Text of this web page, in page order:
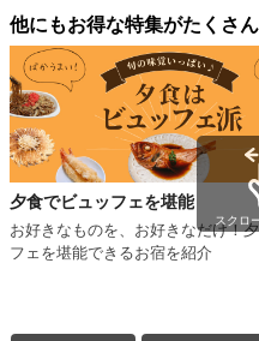
他にもお得な特集がたくさん
夕食でビュッフェを堪能
お好きなものを、お好きなだけ！
フェを堪能できるお宿を紹介
スクロ